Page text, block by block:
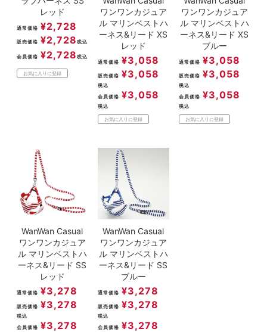
レッド
通常価格 ¥2,728
販売価格 ¥2,728 税込
会員価格 ¥2,728 税込
お気に入りに登録
ワンワンカジュア
ル マリンベストハ
ーネス&リード XS
レッド
通常価格 ¥3,058
販売価格 ¥3,058
税込
会員価格 ¥3,058
税込
お気に入りに登録
ワンワンカジュア
ル マリンベストハ
ーネス&リード XS
ブルー
通常価格 ¥3,058
販売価格 ¥3,058
税込
会員価格 ¥3,058
税込
お気に入りに登録
WanWan Casual
ワンワンカジュア
ル マリンベストハ
ーネス&リード SS
レッド
通常価格 ¥3,278
販売価格 ¥3,278
税込
会員価格 ¥3,278
WanWan Casual
ワンワンカジュア
ル マリンベストハ
ーネス&リード SS
ブルー
通常価格 ¥3,278
販売価格 ¥3,278
税込
会員価格 ¥3,278